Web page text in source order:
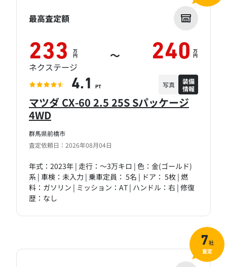
群馬県前橋市
査定依頼日：2026年08月04日
マツダ CX-60 2.5 25S Sパッケージ
4WD
年式：2023年 | 走行：～3万キロ | 色：金(ゴールド)
系 | 車検：未入力 | 乗車定員： 5名 | ドア： 5枚 | 燃
料：ガソリン | ミッション：AT | ハンドル：右 | 修復
歴：なし
最高査定額
233 万
円 ～ 240 万
円
ネクステージ
4.1 PT 写真
装備
情報
7社
査定